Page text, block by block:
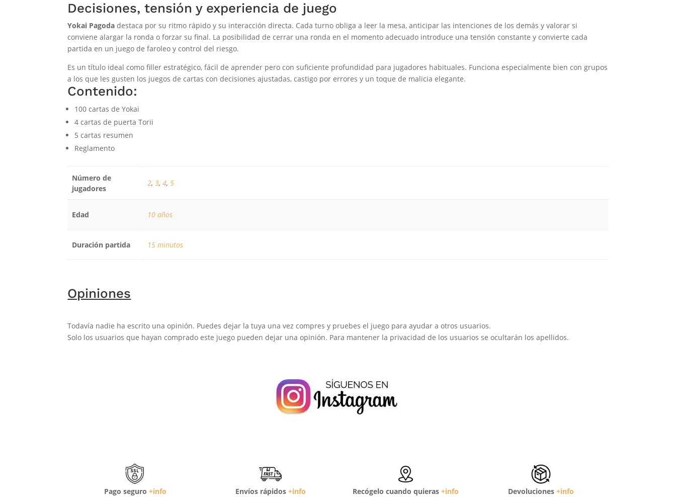
Decisiones, tensión y experiencia de juego
Yokai Pagoda destaca por su ritmo rápido y su interacción directa. Cada turno obliga a leer la mesa, anticipar las intenciones de los demás y valorar si
conviene alargar la ronda o forzar su final. La posibilidad de cerrar una ronda en el momento adecuado introduce una tensión constante y convierte cada
partida en un juego de faroleo y control del riesgo.
Es un título ideal como filler estratégico, fácil de aprender pero con suficiente profundidad para jugadores habituales. Funciona especialmente bien con grupos
a los que les gusten los juegos de cartas con decisiones ajustadas, castigo por errores y un toque de malicia elegante.
Contenido:
100 cartas de Yokai
4 cartas de puerta Torii
5 cartas resumen
Reglamento
Número de
jugadores
2, 3, 4, 5
Edad 10 años
Duración partida 15 minutos
Opiniones
Todavía nadie ha escrito una opinión. Puedes dejar la tuya una vez compres y pruebes el juego para ayudar a otros usuarios.
Solo los usuarios que hayan comprado este juego pueden dejar una opinión. Para mantener la privacidad de los usuarios se ocultarán los apellidos.
Pago seguro +info
Envíos rápidos +info
Recógelo cuando quieras+info
Devoluciones +info